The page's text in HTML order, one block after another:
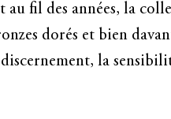
fil des années, la
dorés et bien
la